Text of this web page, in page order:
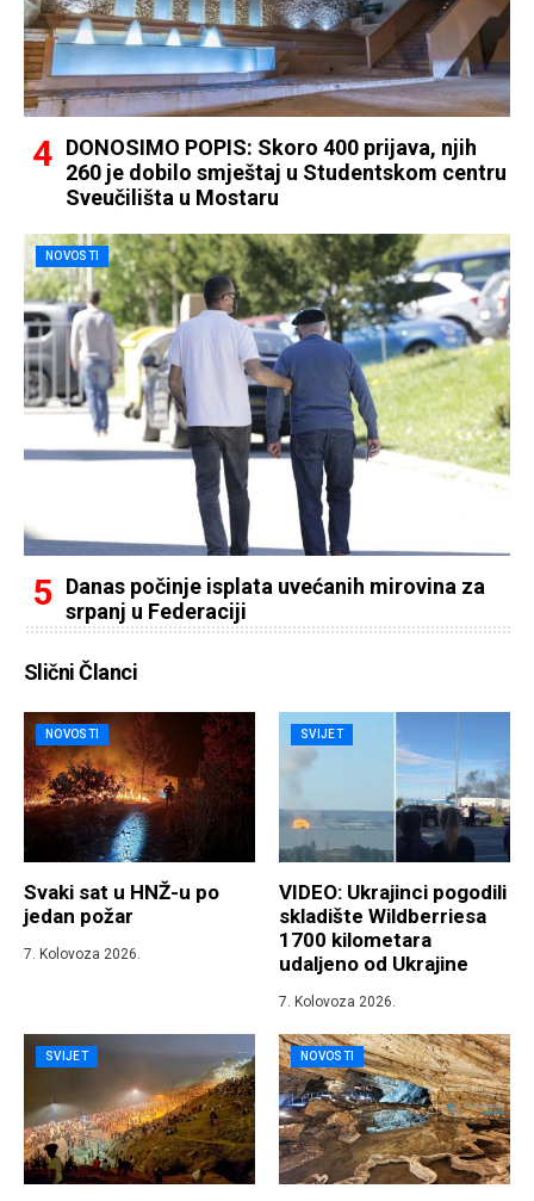
DONOSIMO POPIS: Skoro 400 prijava, njih
260 je dobilo smještaj u Studentskom centru
Sveučilišta u Mostaru
NOVOSTI
Danas počinje isplata uvećanih mirovina za
srpanj u Federaciji
Slični Članci
NOVOSTI
Svaki sat u HNŽ-u po
jedan požar
7. Kolovoza 2026.
SVIJET
VIDEO: Ukrajinci pogodili
skladište Wildberriesa
1700 kilometara
udaljeno od Ukrajine
7. Kolovoza 2026.
SVIJET NOVOSTI